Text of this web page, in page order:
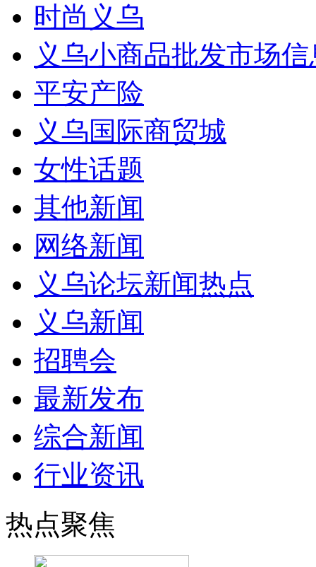
时尚义乌
义乌小商品批发市场
平安产险
义乌国际商贸城
女性话题
其他新闻
网络新闻
义乌论坛新闻热点
义乌新闻
招聘会
最新发布
综合新闻
行业资讯
热点聚焦